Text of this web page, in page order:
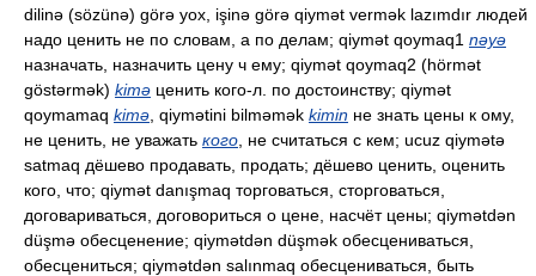
dilinə (sözünə) görə yox, işinə görə qiymət vermək lazımdır людей
надо ценить не по словам, а по делам; qiymət qoymaq1 nəyə
назначать, назначить цену ч ему; qiymət qoymaq2 (hörmət
göstərmək) kimə ценить кого-л. по достоинству; qiymət
qoymamaq kimə , qiymətini bilməmək kimin не знать цены к ому,
не ценить, не уважать кого , не считаться с кем; ucuz qiymətə
satmaq дёшево продавать, продать; дёшево ценить, оценить
кого, что; qiymət danışmaq торговаться, сторговаться,
договариваться, договориться о цене, насчёт цены; qiymətdən
düşmə обесценение; qiymətdən düşmək обесцениваться,
обесцениться; qiymətdən salınmaq обесцениваться, быть